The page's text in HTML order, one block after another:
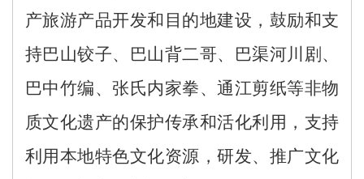
产旅游产品开发和目的地建设，鼓励和支
持巴山铰子、巴山背二哥、 巴渠河川剧、
巴中竹编、张氏内家拳、通江剪纸等非物
质文化遗产的保护传承和活化利用， 支持
利用本地特色文化资源，研发、推广文化